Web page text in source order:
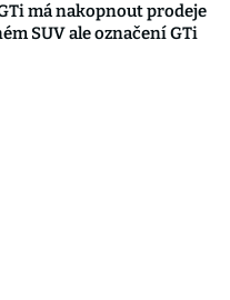
má nakopnout prodeje
SUV ale označení GTi